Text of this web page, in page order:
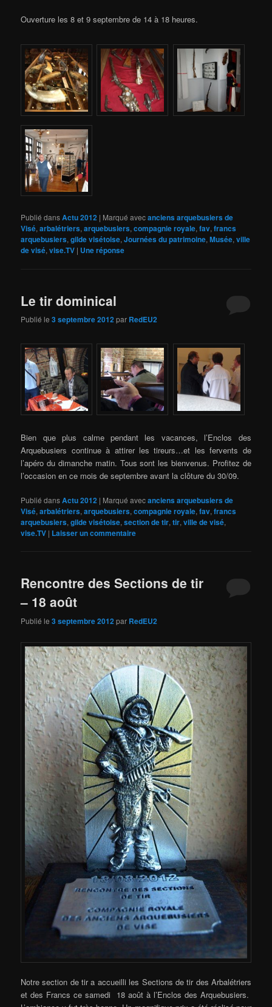
Ouverture les 8 et 9 septembre de 14 à 18 heures.
Publié dansActu 2012 | Marqué avecanciens arquebusiers de
Visé,arbalétriers,arquebusiers,compagnie royale,fav,francs
arquebusiers,gilde visétoise,Journées du patrimoine,Musée,ville
de visé,vise.TV | Uneréponse
Le tir dominical
Publié le3 septembre 2012par RedEU2
Bien que plus calme pendant les vacances, l’Enclos des
Arquebusiers continue à attirer les tireurs…et les fervents de
l’apéro du dimanche matin. Tous sont les bienvenus. Profitez de
l’occasion en ce mois de septembre avant la clôture du 30/09.
Publié dansActu 2012 | Marqué avecanciens arquebusiers de
Visé,arbalétriers,arquebusiers,compagnie royale,fav,francs
arquebusiers,gilde visétoise,section de tir,tir,ville de visé,
vise.TV | Laisser un commentaire
Rencontre des Sections de tir
– 18 août
Publié le3 septembre 2012par RedEU2
Notre section de tir a accueilli les Sections de tir des Arbalétriers
et des Francs ce samedi 18 août à l’Enclos des Arquebusiers.